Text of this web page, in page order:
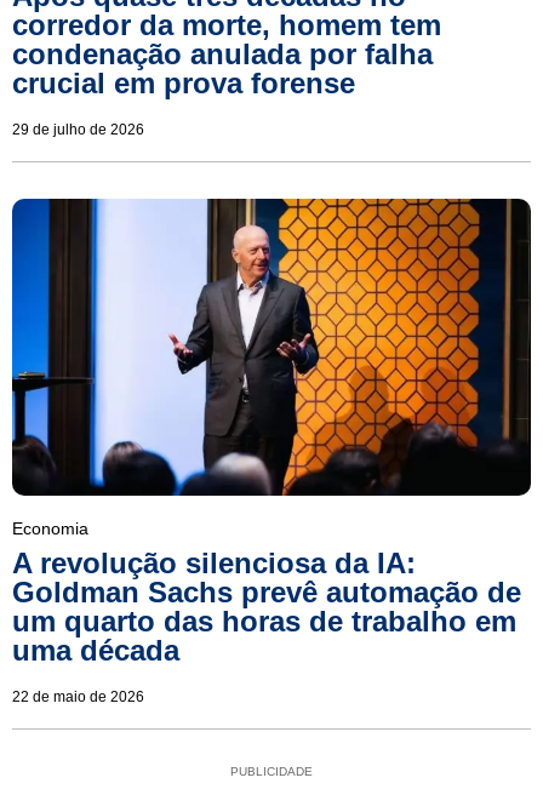
corredor da morte, homem tem
condenação anulada por falha
crucial em prova forense
29 de julho de 2026
Economia
A revolução silenciosa da IA:
Goldman Sachs prevê automação de
um quarto das horas de trabalho em
uma década
22 de maio de 2026
PUBLICIDADE